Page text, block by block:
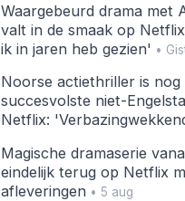
Waargebeurd drama met
valt in de smaak op
ik in jaren heb gezien' •
Noorse actiethriller is nog
succesvolste niet-
Netflix:
Magische dramaserie
eindelijk terug op Netflix
afleveringen• 5 aug